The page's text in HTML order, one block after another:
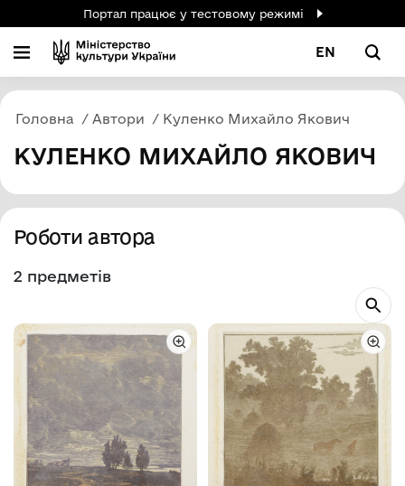
Портал працює у тестовому режимі
EN
Головна Автори Куленко Михайло Якович
КУЛЕНКО МИХАЙЛО ЯКОВИЧ
Роботи автора
2 предметів